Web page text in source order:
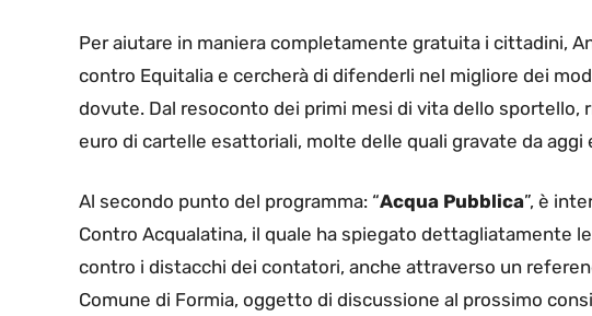
Per aiutare in maniera completamente gratuita i cittadini,
contro Equitalia e cercherà di difenderli nel migliore dei
dovute. Dal resoconto dei primi mesi di vita dello
euro di cartelle esattoriali, molte delle quali gravate da
Al secondo punto del programma: “Acqua Pubblica”, è
Contro Acqualatina, il quale ha spiegato dettagliatamente
contro i distacchi dei contatori, anche attraverso un
Comune di Formia, oggetto di discussione al prossimo